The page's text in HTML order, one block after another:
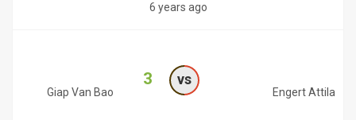
6 years ago
Giap Van Bao
3 vs
Engert Attila